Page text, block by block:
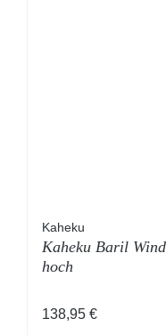
Kaheku
Kaheku Baril
hoch
Regulärer Preis:
138,95 €